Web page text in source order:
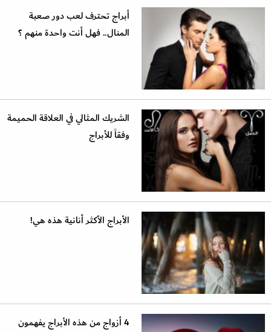
أبراج تحترف لعب دور صعبة
المنال.. فهل أنت واحدة منهم ؟
الشريك المثالي في العلاقة الحميمة
وفقاً للأبراج
الأبراج الأكثر أنانية هذه هي!
4 أزواج من هذه الأبراج يفهمون